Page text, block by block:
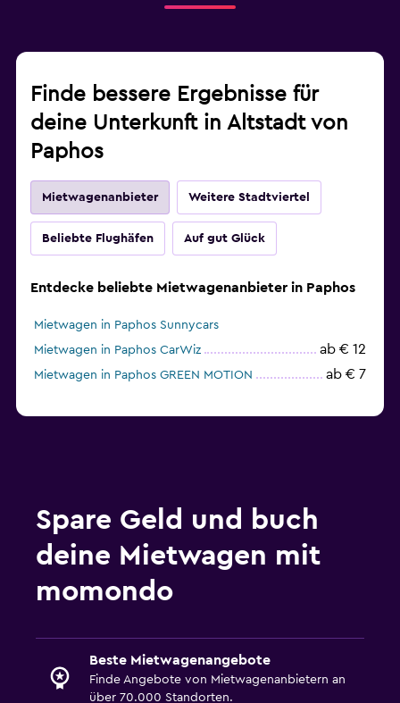
Finde bessere Ergebnisse für
deine Unterkunft in Altstadt von
Paphos
Mietwagenanbieter Weitere Stadtviertel
Beliebte Flughäfen Auf gut Glück
Entdecke beliebte Mietwagenanbieter in Paphos
Mietwagen in Paphos Sunnycars
Mietwagen in Paphos CarWiz
ab € 12
Mietwagen in Paphos GREEN MOTION ab € 7
Spare Geld und buch
deine Mietwagen mit
momondo
Beste Mietwagenangebote
Finde Angebote von Mietwagenanbietern an
über 70.000 Standorten.